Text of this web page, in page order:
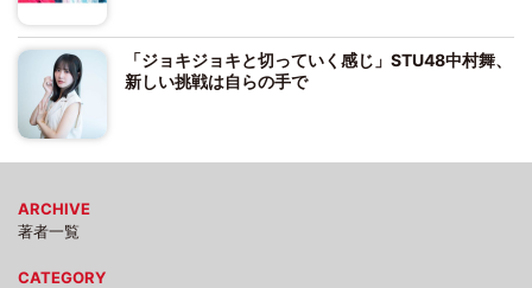
「ジョキジョキと切っていく感じ」STU48中村舞、
新しい挑戦は自らの手で
ARCHIVE
著者一覧
CATEGORY